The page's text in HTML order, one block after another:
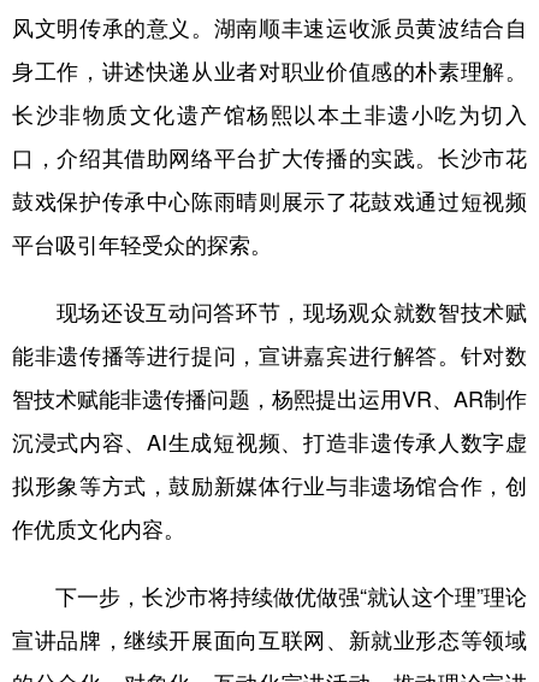
Deutsch Português
风文明传承的意义。湖南顺丰速运收派员黄波结合自
身工作，讲述快递从业者对职业价值感的朴素理解。
长沙非物质文化遗产馆杨熙以本土非遗小吃为切入
口，介绍其借助网络平台扩大传播的实践。长沙市花
鼓戏保护传承中心陈雨晴则展示了花鼓戏通过短视频
平台吸引年轻受众的探索。
现场还设互动问答环节，现场观众就数智技术赋
能非遗传播等进行提问，宣讲嘉宾进行解答。针对数
智技术赋能非遗传播问题，杨熙提出运用VR、AR制作
沉浸式内容、AI生成短视频、打造非遗传承人数字虚
拟形象等方式，鼓励新媒体行业与非遗场馆合作，创
作优质文化内容。
下一步，长沙市将持续做优做强“就认这个理”理论
宣讲品牌，继续开展面向互联网、新就业形态等领域